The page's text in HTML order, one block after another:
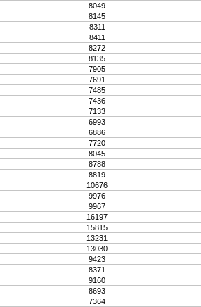
8049
8145
8311
8411
8272
8135
7905
7691
7485
7436
7133
6993
6886
7720
8045
8788
8819
10676
9976
9967
16197
15815
13231
13030
9423
8371
9160
8693
7364